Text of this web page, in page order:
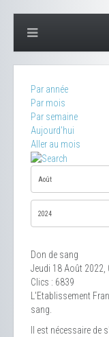
Par année
Par mois
Par semaine
Aujourd'hui
Aller au mois
Don de sang
Jeudi 18 Août 2022,
Clics : 6839
L'Etablissement
sang.
Il est nécessaire de